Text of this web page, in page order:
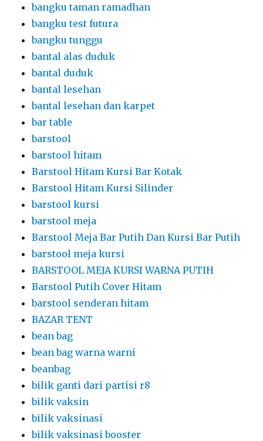
bangku taman ramadhan
bangku test futura
bangku tunggu
bantal alas duduk
bantal duduk
bantal lesehan
bantal lesehan dan karpet
bar table
barstool
barstool hitam
Barstool Hitam Kursi Bar Kotak
Barstool Hitam Kursi Silinder
barstool kursi
barstool meja
Barstool Meja Bar Putih Dan Kursi Bar Putih
barstool meja kursi
BARSTOOL MEJA KURSI WARNA PUTIH
Barstool Putih Cover Hitam
barstool senderan hitam
BAZAR TENT
bean bag
bean bag warna warni
beanbag
bilik ganti dari partisi r8
bilik vaksin
bilik vaksinasi
bilik vaksinasi booster